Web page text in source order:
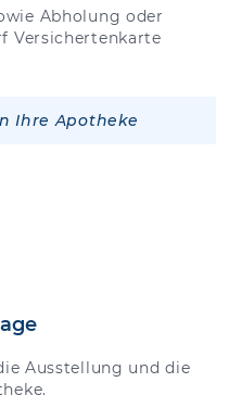
Abholung oder
Versichertenkarte
Ihre Apotheke
Ausstellung und die